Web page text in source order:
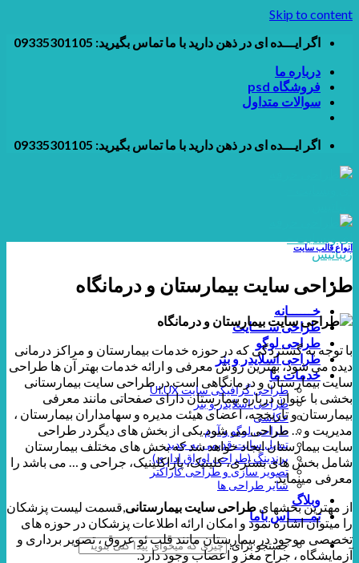
Skip to content
اگر ایـــده ای در ذهن دارید با ما تماس بگیرید: 09335301105
درباره ما
فروشگاه psd
سوالات متداول
اگر ایـــده ای در ذهن دارید با ما تماس بگیرید: 09335301105
خــــــانه
طراحی ســــایت
طراحی لوگو
طراحی اسلایدر و بنر
خدمات ما
طراحی گرافیکی سایت UI.UX
طراحی اسلایدر و بنر
عکاسی
طراحی لوگو و آرم
تبدیل سایت قدیمی به جدید
برندینگ (طراحی اوراق اداری)
تصویر سازی و طراحی کاراکتر
سایر طراحی ها
وبلاگ
تمـــــاس باما
جستجو برای:
انواع قالب سایت
طراحی سایت بیمارستان و درمانگاه
با توجه به گستردگی که در حوزه خدمات بیمارستان و مراکز درمانی
دیده می شود، بهترین روش معرفی و ارائه خدمات بهتر آن ها طراحی
سایت بیمارستان و درمانگاهی است.در طراحی سایت بیمارستانی
بخشی با عنوان درباره بیمارستان دارای صفحاتی مانند معرفی
بیمارستان و تاریخچه، اعضای هیئت مدیره و سهامداران بیمارستان ،
مدیریت و … طراحی می شود.یکی از بخش های دیگردر طراحی
سایت بیمارستان ایجاد خواهد شد که بخش های مختلف بیمارستان
شامل بخش های بستری، کلینیک، پاراکلینیک، جراحی و … می باشد را
معرفی مینماید.
از مهترین بخشهای طراحی سایت بیمارستانی,قسمت لیست پزشکان
را میتوان اشاره نمود و امکان ارائه اطلاعات پزشکان در حوزه های
تخصصی موجود در بیمارستان مانند قلب ئو عروق ، تصویر برداری و
آزمایشگاه ، جراح مغز و اعصاب وجود دارد.